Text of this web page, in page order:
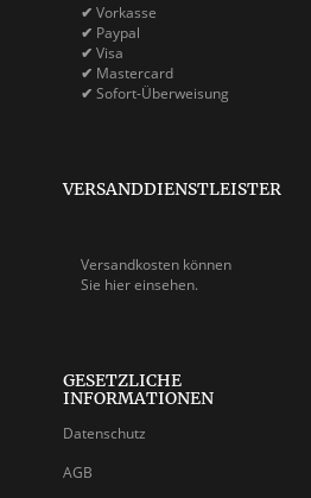
✔ Vorkasse
✔ Paypal
✔ Visa
✔ Mastercard
✔ Sofort-Überweisung
VERSANDDIENSTLEISTER
Versandkosten können
Sie hier einsehen.
GESETZLICHE
INFORMATIONEN
Datenschutz
AGB